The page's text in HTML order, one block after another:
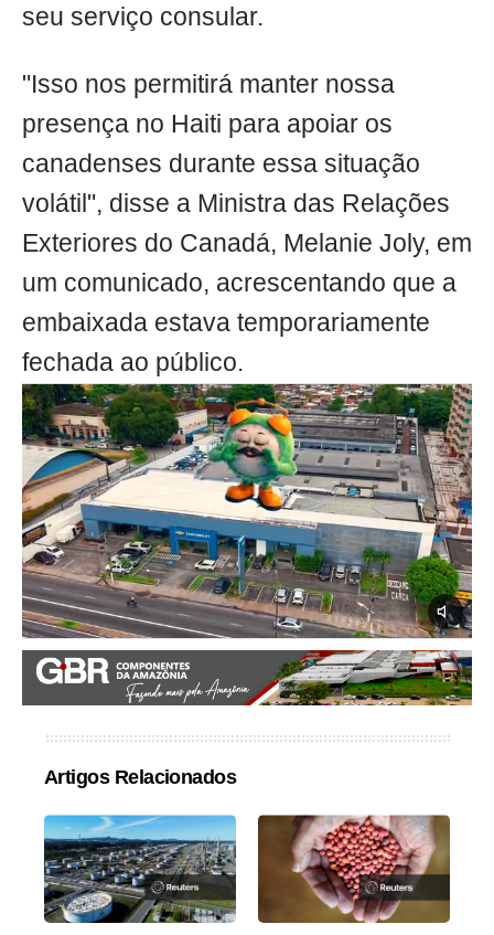
seu serviço consular.
"Isso nos permitirá manter nossa
presença no Haiti para apoiar os
canadenses durante essa situação
volátil", disse a Ministra das Relações
Exteriores do Canadá, Melanie Joly, em
um comunicado, acrescentando que a
embaixada estava temporariamente
fechada ao público.
Artigos Relacionados